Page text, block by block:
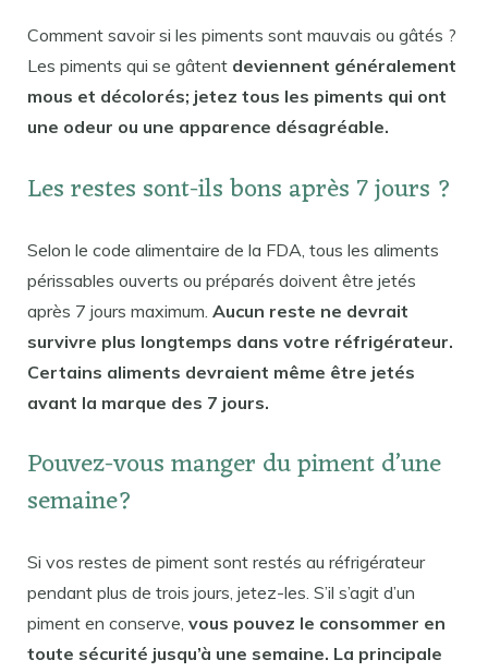
Comment savoir si les piments sont mauvais ou gâtés ?
Les piments qui se gâtent deviennent généralement
mous et décolorés; jetez tous les piments qui ont
une odeur ou une apparence désagréable.
Les restes sont-ils bons après 7 jours ?
Selon le code alimentaire de la FDA, tous les aliments
périssables ouverts ou préparés doivent être jetés
après 7 jours maximum. Aucun reste ne devrait
survivre plus longtemps dans votre réfrigérateur.
Certains aliments devraient même être jetés
avant la marque des 7 jours.
Pouvez-vous manger du piment d’une
semaine?
Si vos restes de piment sont restés au réfrigérateur
pendant plus de trois jours, jetez-les. S’il s’agit d’un
piment en conserve, vous pouvez le consommer en
toute sécurité jusqu’à une semaine. La principale